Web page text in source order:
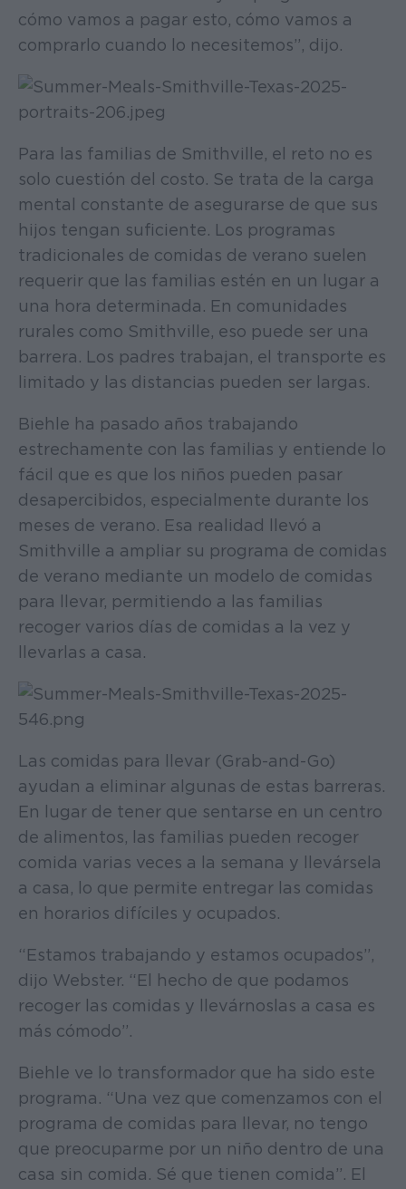
cómo vamos a pagar esto, cómo vamos a
comprarlo cuando lo necesitemos”, dijo.
Para las familias de Smithville, el reto no es
solo cuestión del costo. Se trata de la carga
mental constante de asegurarse de que sus
hijos tengan suficiente. Los programas
tradicionales de comidas de verano suelen
requerir que las familias estén en un lugar a
una hora determinada. En comunidades
rurales como Smithville, eso puede ser una
barrera. Los padres trabajan, el transporte es
limitado y las distancias pueden ser largas.
Biehle ha pasado años trabajando
estrechamente con las familias y entiende lo
fácil que es que los niños pueden pasar
desapercibidos, especialmente durante los
meses de verano. Esa realidad llevó a
Smithville a ampliar su programa de comidas
de verano mediante un modelo de comidas
para llevar, permitiendo a las familias
recoger varios días de comidas a la vez y
llevarlas a casa.
Las comidas para llevar (Grab-and-Go)
ayudan a eliminar algunas de estas barreras.
En lugar de tener que sentarse en un centro
de alimentos, las familias pueden recoger
comida varias veces a la semana y llevársela
a casa, lo que permite entregar las comidas
en horarios difíciles y ocupados.
“Estamos trabajando y estamos ocupados”,
dijo Webster. “El hecho de que podamos
recoger las comidas y llevárnoslas a casa es
más cómodo”.
Biehle ve lo transformador que ha sido este
programa. “Una vez que comenzamos con el
programa de comidas para llevar, no tengo
que preocuparme por un niño dentro de una
casa sin comida. Sé que tienen comida”. El